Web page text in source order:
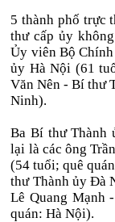
5 thành phố trực
thư cấp ủy
Ủy viên Bộ
ủy Hà Nội (61
Văn Nên - Bí thư
Ninh).
Ba Bí thư Thành
lại là các ông
(54 tuổi; quê
thư Thành ủy Đà
Lê Quang Mạnh
quán: Hà Nội).